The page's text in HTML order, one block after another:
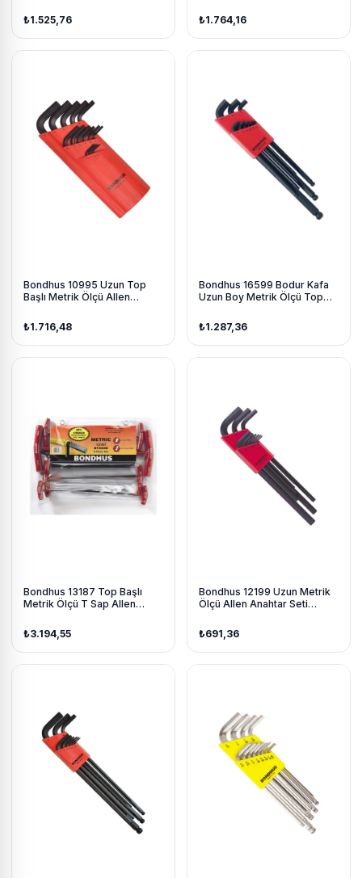
13 Parça
₺1.525,76
İzole 9 Parça
₺1.764,16
Bondhus 10995 Uzun Top
Başlı Metrik Ölçü Allen
15 Parça
₺1.716,48
Bondhus 16599 Bodur Kafa
Uzun Boy Metrik Ölçü Top
Proguard İzole 9 Parça
₺1.287,36
Bondhus 13187 Top Başlı
Metrik Ölçü T Sap Allen
8 Parça
₺3.194,55
Bondhus 12199 Uzun Metrik
Ölçü Allen Anahtar Seti
₺691,36